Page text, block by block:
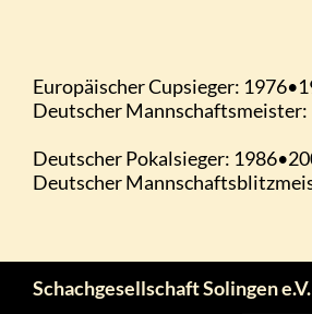
Schachgesellschaft Solingen e.V.